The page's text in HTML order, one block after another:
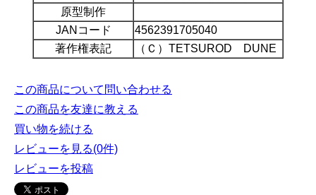
原型制作
JANコード
4562391705040
著作権表記
（Ｃ）TETSUROD DUNE
この商品について問い合わせる
この商品を友達に教える
買い物を続ける
レビューを見る(0件)
レビューを投稿